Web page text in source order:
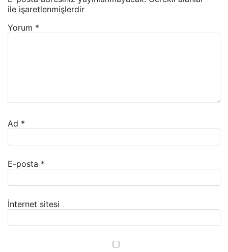
ile işaretlenmişlerdir
Yorum *
Ad *
E-posta *
İnternet sitesi